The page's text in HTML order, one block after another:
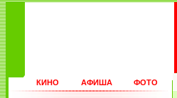
КИНО АФИША ФОТО